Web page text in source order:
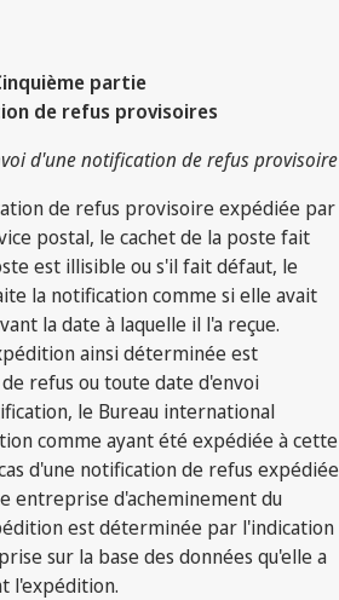
partie
de refus provisoires
d'une notification de refus provisoire
de refus provisoire expédiée par
postal, le cachet de la poste fait
est illisible ou s'il fait défaut, le
la notification comme si elle avait
la date à laquelle il l'a reçue.
ainsi déterminée est
refus ou toute date d'envoi
le Bureau international
comme ayant été expédiée à cette
d'une notification de refus expédiée
entreprise d'acheminement du
est déterminée par l'indication
sur la base des données qu'elle a
l'expédition.